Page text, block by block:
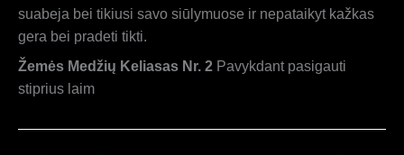
suabeja bei tikiusi savo siūlymuose ir nepataikyt kažkas
gera bei pradeti tikti.
Žemės Medžių Keliasas Nr. 2 Pavykdant pasigauti
stiprius laim